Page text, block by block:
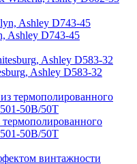
Ashley D743-45
Ashley D583-32
50B/50T